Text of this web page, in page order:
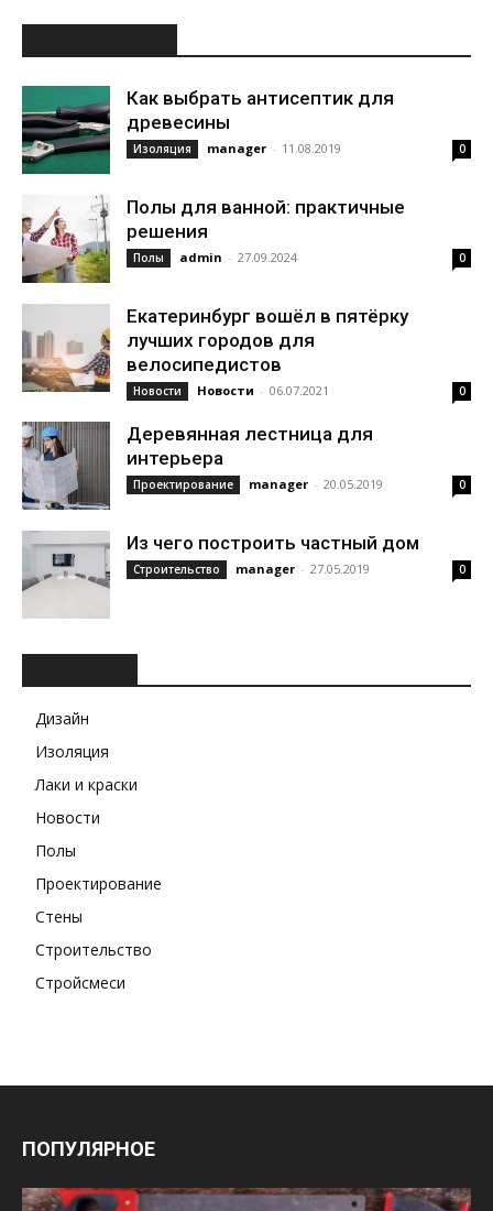
Как выбрать антисептик для
древесины
Изоляция manager - 11.08.2019 0
Полы для ванной: практичные
решения
Полы admin - 27.09.2024 0
Екатеринбург вошёл в пятёрку
лучших городов для
велосипедистов
Новости Новости - 06.07.2021 0
Деревянная лестница для
интерьера
Проектирование manager - 20.05.2019 0
Из чего построить частный дом
Строительство manager - 27.05.2019 0
Дизайн
Изоляция
Лаки и краски
Новости
Полы
Проектирование
Стены
Строительство
Стройсмеси
ПОПУЛЯРНОЕ